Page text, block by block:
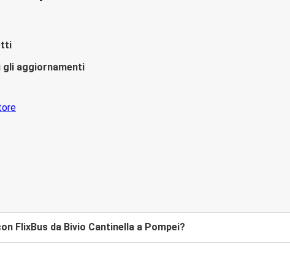
gli aggiornamenti
FlixBus da Bivio Cantinella a Pompei?